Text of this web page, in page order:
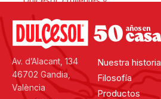
Panecillos con ajo y perejil
Av. d’Alacant, 134
46702 Gandia,
València
Nuestra historia
Filosofía
Productos